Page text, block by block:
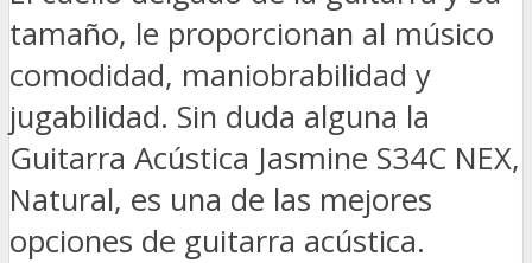
tamaño, le proporcionan al músico
comodidad, maniobrabilidad y
jugabilidad. Sin duda alguna la
Guitarra Acústica Jasmine S34C NEX,
Natural, es una de las mejores
opciones de guitarra acústica.